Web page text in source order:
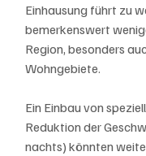
Einhausung führt zu
bemerkenswert
Region, besonders
Wohngebiete.
Ein Einbau von
Reduktion der
nachts) könnten